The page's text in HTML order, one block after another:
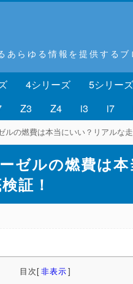
あらゆる情報を提供するブ
4シリーズ 5シリーズ
Z3 Z4 i3 i7
ルの燃費は本当にいい？リアルな
ゼルの燃費は
証！
目次[非表示]